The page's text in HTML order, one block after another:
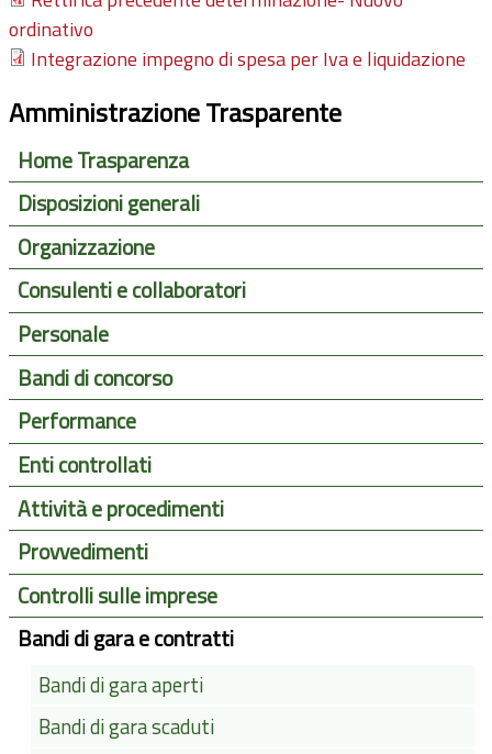
ordinativo
Integrazione impegno di spesa per Iva e liquidazione
Amministrazione Trasparente
Home Trasparenza
Disposizioni generali
Organizzazione
Consulenti e collaboratori
Personale
Bandi di concorso
Performance
Enti controllati
Attività e procedimenti
Provvedimenti
Controlli sulle imprese
Bandi di gara e contratti
Bandi di gara aperti
Bandi di gara scaduti